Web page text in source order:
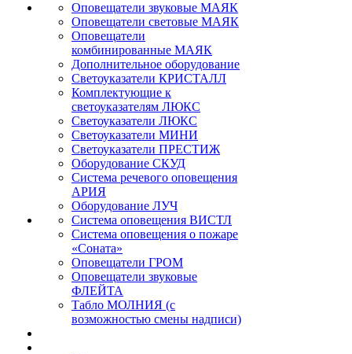
Оповещатели звуковые МАЯК
Оповещатели световые МАЯК
Оповещатели
комбинированные МАЯК
Дополнительное оборудование
Светоуказатели КРИСТАЛЛ
Комплектующие к
светоуказателям ЛЮКС
Светоуказатели ЛЮКС
Светоуказатели МИНИ
Светоуказатели ПРЕСТИЖ
Оборудование СКУД
Система речевого оповещения
АРИЯ
Оборудование ЛУЧ
Система оповещения ВИСТЛ
Система оповещения о пожаре
«Соната»
Оповещатели ГРОМ
Оповещатели звуковые
ФЛЕЙТА
Табло МОЛНИЯ (с
возможностью смены надписи)